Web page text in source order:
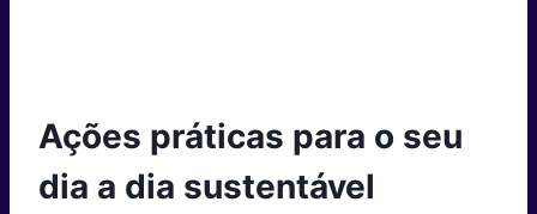
Ações práticas para o seu
dia a dia sustentável